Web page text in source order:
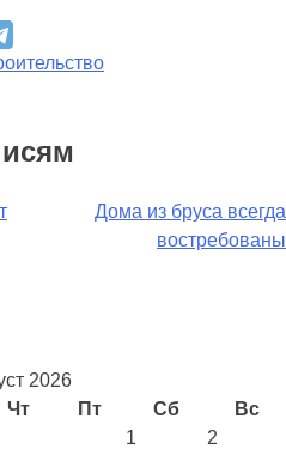
Дома из бруса всегда
востребованы
2026
Чт Пт Сб
Вс
1
2